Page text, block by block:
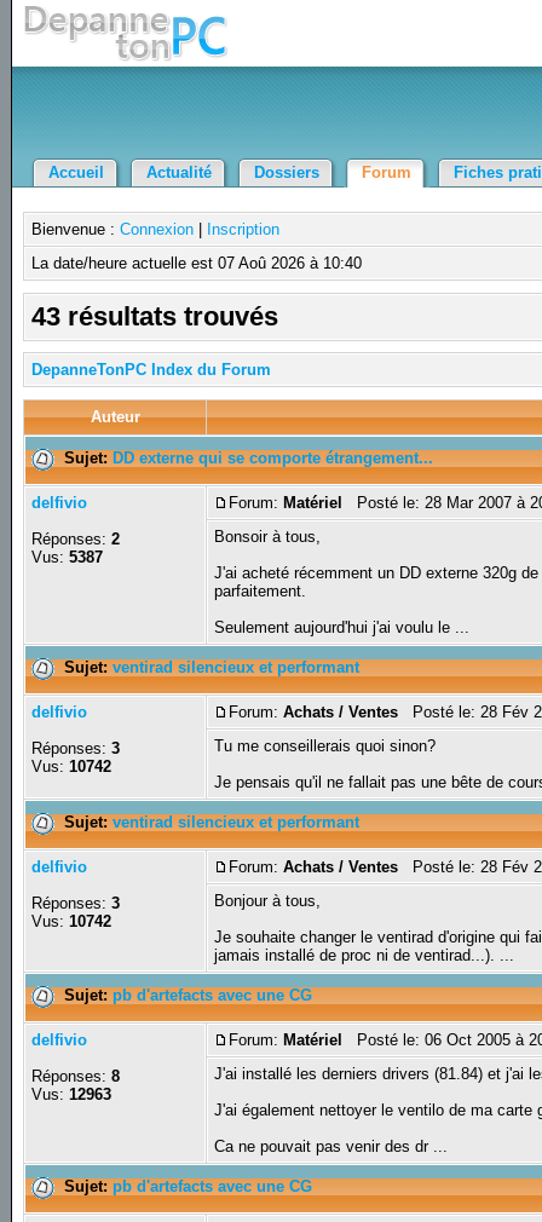
Accueil Actualité Dossiers Forum Fiches
Bienvenue :Connexion
Inscription
La date/heure actuelle est 07 Aoû 2026 à 10:40
43 résultats trouvés
DepanneTonPC Index du Forum
Auteur
Sujet: DD externe qui se comporte étrangement...
delfivio
Réponses:2
Vus:5387
Forum: Matériel
Posté le: 28 Mar 2007 à
Bonsoir à tous,
J'ai acheté récemment un DD externe 320g
parfaitement.
Seulement aujourd'hui j'ai voulu le ...
Sujet:ventirad silencieux et performant
delfivio
Réponses:3
Vus:10742
Forum:Achats / Ventes Posté le: 28 Fév
Tu me conseillerais quoi sinon?
Je pensais qu'il ne fallait pas une bête de
Sujet:ventirad silencieux et performant
delfivio
Réponses:3
Vus:10742
Forum:Achats / Ventes Posté le: 28 Fév
Bonjour à tous,
Je souhaite changer le ventirad d'origine qui
jamais installé de proc ni de ventirad...). ...
Sujet:pb d'artefacts avec une CG
delfivio
Réponses:8
Vus:12963
Forum: Matériel
Posté le: 06 Oct 2005 à
J'ai installé les derniers drivers (81.84) et j'ai
J'ai également nettoyer le ventilo de ma
Ca ne pouvait pas venir des dr ...
Sujet:pb d'artefacts avec une CG